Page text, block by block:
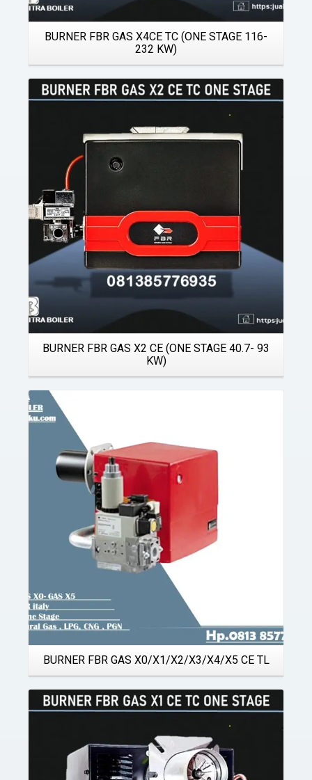
BURNER FBR GAS X4CE TC (ONE STAGE 116-
232 KW)
BURNER FBR GAS X2 CE (ONE STAGE 40.7- 93
KW)
Details
BURNER FBR GAS X0/X1/X2/X3/X4/X5 CE TL
Details